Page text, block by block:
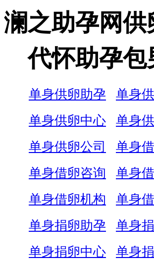
澜之助孕网供
代怀助孕包
单身供卵助孕
单身
单身供卵中心
单身
单身供卵公司
单身
单身借卵咨询
单身
单身借卵机构
单身
单身捐卵助孕
单身
单身捐卵中心
单身